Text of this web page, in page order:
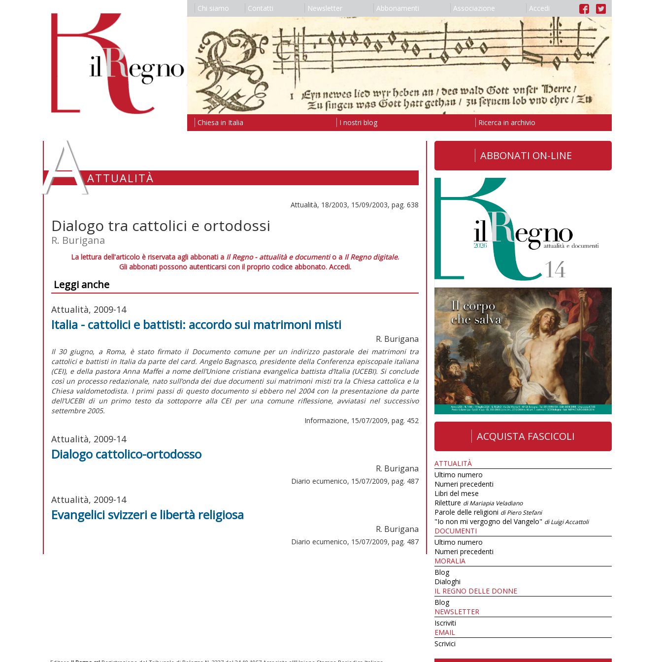
Chi siamo Contatti Newsletter Abbonamenti Associazione Accedi
Chiesa in Italia I nostri blog Ricerca in archivio
AATTUALITÀ
Attualità, 18/2003, 15/09/2003, pag. 638
Dialogo tra cattolici e ortodossi
R. Burigana
La lettura dell'articolo è riservata agli abbonati a Il Regno - attualità e documentio a Il Regno digitale.
Gli abbonati possono autenticarsi con il proprio codice abbonato. Accedi.
Leggi anche
Attualità, 2009-14
Italia - cattolici e battisti: accordo sui matrimoni misti
R. Burigana
Il 30 giugno, a Roma, è stato firmato il Documento comune per un indirizzo pastorale dei matrimoni tra
cattolici e battisti in Italia da parte del card. Angelo Bagnasco, presidente della Conferenza episcopale italiana
(CEI), e della pastora Anna Maffei a nome dell’Unione cristiana evangelica battista d’Italia (UCEBI). Si conclude
così un processo redazionale, nato sull’onda dei due documenti sui matrimoni misti tra la Chiesa cattolica e la
Chiesa valdometodista. I primi passi di questo documento si ebbero nel 2004 con la presentazione da parte
dell’UCEBI di un primo testo da sottoporre alla CEI per una comune riflessione, avviatasi nel successivo
settembre 2005.
Informazione, 15/07/2009, pag. 452
Attualità, 2009-14
Dialogo cattolico-ortodosso
R. Burigana
Diario ecumenico, 15/07/2009, pag. 487
Attualità, 2009-14
Evangelici svizzeri e libertà religiosa
R. Burigana
Diario ecumenico, 15/07/2009, pag. 487
ABBONATI ON-LINE
ACQUISTA FASCICOLI
ATTUALITÀ
Ultimo numero
Numeri precedenti
Libri del mese
Riletture di Mariapia Veladiano
Parole delle religioni di Piero Stefani
"Io non mi vergogno del Vangelo" di Luigi Accattoli
DOCUMENTI
Ultimo numero
Numeri precedenti
MORALIA
Blog
Dialoghi
IL REGNO DELLE DONNE
Blog
NEWSLETTER
Iscriviti
EMAIL
Scrivici